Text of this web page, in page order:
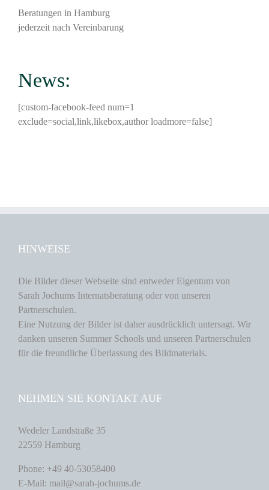
Beratungen in Hamburg
jederzeit nach Vereinbarung
News:
[custom-facebook-feed num=1
exclude=social,link,likebox,author loadmore=false]
HINWEISE
Die Bilder dieser Webseite sind entweder Eigentum von
Sarah Jochums Internatsberatung oder von unseren
Partnerschulen.
Eine Nutzung der Bilder ist daher ausdrücklich untersagt. Wir
danken unseren Summer Schools und unseren Partnerschulen
für die freundliche Überlassung des Bildmaterials.
NEHMEN SIE KONTAKT AUF
Wedeler Landstraße 35
22559 Hamburg
Phone: +49 40-53058400
E-Mail: mail@sarah-jochums.de